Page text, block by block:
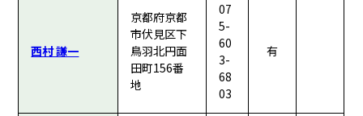
西村 謙一
京都府京都
市伏見区下
鳥羽北円面
田町156番
地
07
5-
60
3-
68
03
有